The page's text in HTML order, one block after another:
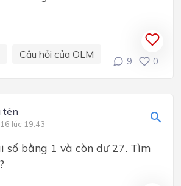
Câu hỏi của OLM
9 0
tên
lúc 19:43
số bằng 1 và còn dư 27. Tìm